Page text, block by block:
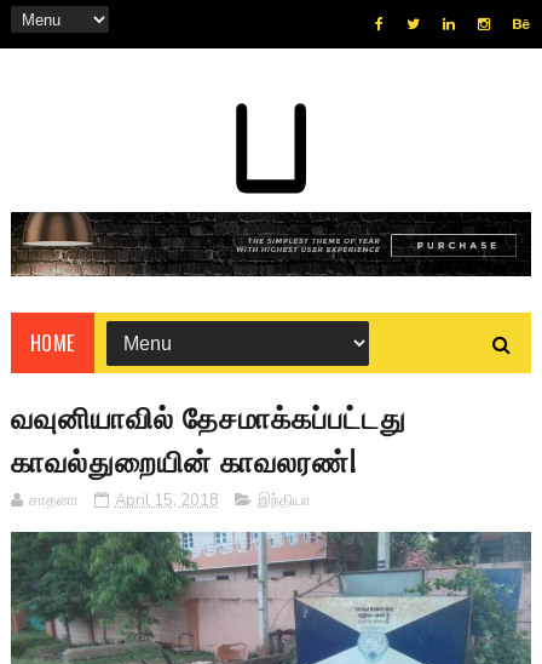
HOME
வவுனியாவில் தேசமாக்கப்பட்டது
காவல்துறையின் காவலரண்!
சாதனா April 15, 2018 இந்தியா